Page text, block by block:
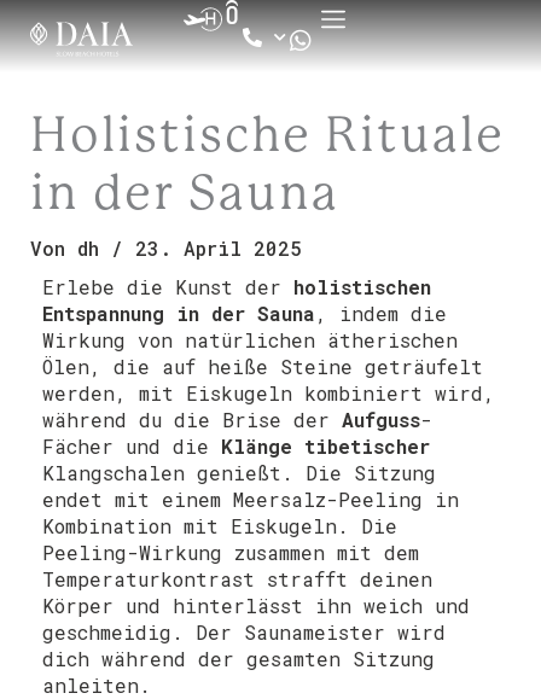
Zum
Inhalt
springen
Holistische Rituale
in der Sauna
Von dh / 23. April 2025
Erlebe die Kunst der holistischen
Entspannung in der Sauna, indem die
Wirkung von natürlichen ätherischen
Ölen, die auf heiße Steine geträufelt
werden, mit Eiskugeln kombiniert wird,
während du die Brise der Aufguss-
Fächer und die Klänge tibetischer
Klangschalen genießt. Die Sitzung
endet mit einem Meersalz-Peeling in
Kombination mit Eiskugeln. Die
Peeling-Wirkung zusammen mit dem
Temperaturkontrast strafft deinen
Körper und hinterlässt ihn weich und
geschmeidig. Der Saunameister wird
dich während der gesamten Sitzung
anleiten.